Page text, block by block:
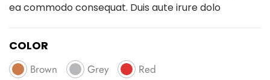
ea commodo consequat. Duis aute irure dolo
COLOR
Brown Grey Red